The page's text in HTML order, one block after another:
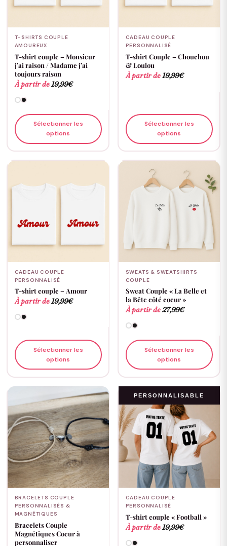
T-SHIRTS COUPLE
AMOUREUX
T-shirt couple – Monsieur
j’ai raison / Madame j’ai
toujours raison
À partir de19,99€
Sélectionner les
options
CADEAU COUPLE
PERSONNALISÉ
T-shirt Couple – Chouchou
& Loulou
À partir de19,99€
Sélectionner les
options
CADEAU COUPLE
PERSONNALISÉ
T-shirt couple – Amour
À partir de19,99€
Sélectionner les
options
SWEATS & SWEATSHIRTS
COUPLE
Sweat Couple « La Belle et
la Bête côté coeur »
À partir de27,99€
Sélectionner les
options
BRACELETS COUPLE
PERSONNALISÉS &
MAGNÉTIQUES
Bracelets Couple
Magnétiques Coeur à
personnaliser
PERSONNALISABLE
CADEAU COUPLE
PERSONNALISÉ
T-shirt couple « Football »
À partir de19,99€